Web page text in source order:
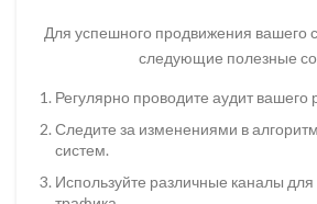
Для успешного продвижения вашего
следующие полезные
Регулярно проводите аудит вашего
Следите за изменениями в
систем.
Используйте различные каналы